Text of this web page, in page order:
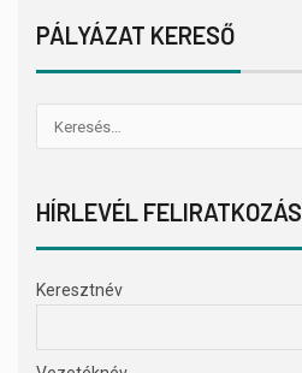
PÁLYÁZAT KERESŐ
HÍRLEVÉL FELIRATKOZÁS
Keresztnév